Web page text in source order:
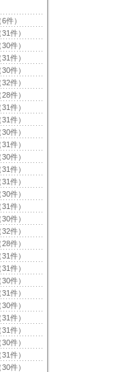
6件）
31件）
30件）
31件）
30件）
32件）
28件）
31件）
31件）
30件）
31件）
30件）
31件）
31件）
30件）
31件）
30件）
32件）
28件）
31件）
31件）
30件）
31件）
30件）
31件）
31件）
30件）
31件）
30件）